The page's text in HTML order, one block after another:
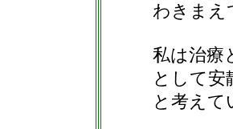
わきまえ
私は治療
として安
と考えて